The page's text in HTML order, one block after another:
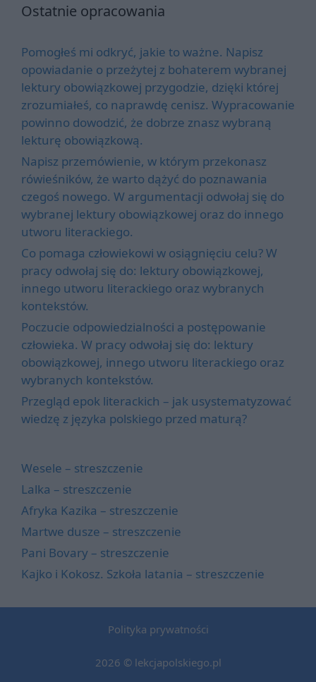
Ostatnie opracowania
Pomogłeś mi odkryć, jakie to ważne. Napisz
opowiadanie o przeżytej z bohaterem wybranej
lektury obowiązkowej przygodzie, dzięki której
zrozumiałeś, co naprawdę cenisz. Wypracowanie
powinno dowodzić, że dobrze znasz wybraną
lekturę obowiązkową.
Napisz przemówienie, w którym przekonasz
rówieśników, że warto dążyć do poznawania
czegoś nowego. W argumentacji odwołaj się do
wybranej lektury obowiązkowej oraz do innego
utworu literackiego.
Co pomaga człowiekowi w osiągnięciu celu? W
pracy odwołaj się do: lektury obowiązkowej,
innego utworu literackiego oraz wybranych
kontekstów.
Poczucie odpowiedzialności a postępowanie
człowieka. W pracy odwołaj się do: lektury
obowiązkowej, innego utworu literackiego oraz
wybranych kontekstów.
Przegląd epok literackich – jak usystematyzować
wiedzę z języka polskiego przed maturą?
Wesele – streszczenie
Lalka – streszczenie
Afryka Kazika – streszczenie
Martwe dusze – streszczenie
Pani Bovary – streszczenie
Kajko i Kokosz. Szkoła latania – streszczenie
Polityka prywatności
2026 © lekcjapolskiego.pl